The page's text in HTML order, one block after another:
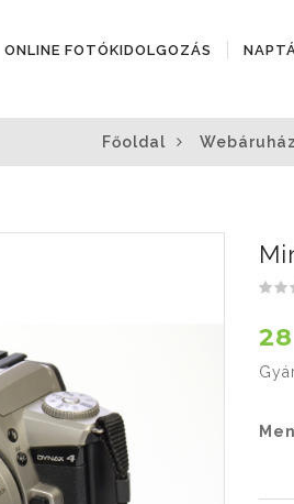
ONLINE FOTÓKIDOLGOZÁS
Főoldal Webáruház